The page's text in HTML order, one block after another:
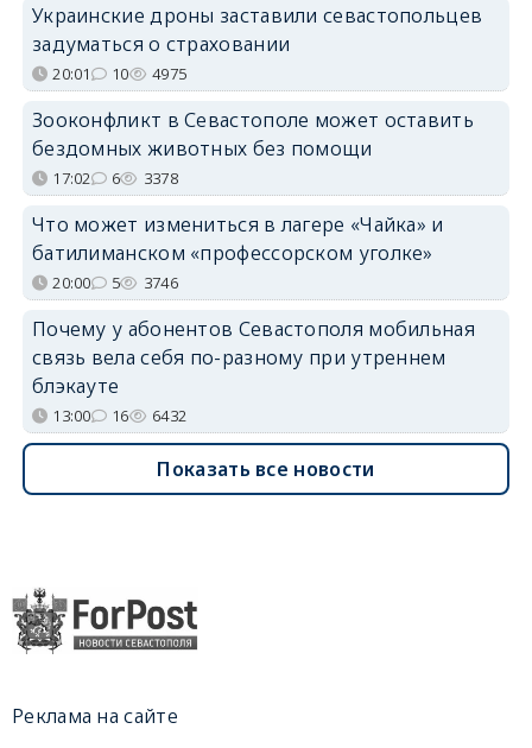
Украинские дроны заставили севастопольцев
задуматься о страховании
20:01 10 4975
Зооконфликт в Севастополе может оставить
бездомных животных без помощи
17:02 6 3378
Что может измениться в лагере «Чайка» и
батилиманском «профессорском уголке»
20:00 5 3746
Почему у абонентов Севастополя мобильная
связь вела себя по-разному при утреннем
блэкауте
13:00 16 6432
Показать все новости
Реклама на сайте